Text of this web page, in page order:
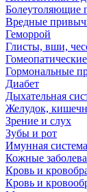
Болеутоляющие
Вредные
Геморрой
Глисты, вши,
Гормональные
Диабет
Дыхательная
Желудок,
Зрение и слух
Зубы и рот
Имунная система
Кожные
Кровь и
Кровь и